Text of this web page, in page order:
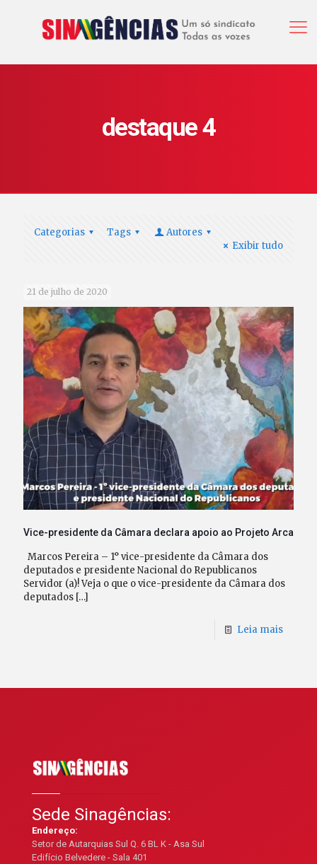
destaque 4
Categorias Tags
Autores
Exibir tudo
21 de julho de 2020
Vice-presidente da Câmara declara apoio ao Projeto Arca
Marcos Pereira – 1° vice-presidente da Câmara dos
deputados e presidente Nacional do Republicanos
Servidor (a)! Veja o que o vice-presidente da Câmara dos
deputados […]
Leia mais
Sede Sinagências:
Endereço:
Setor de Autarquias Sul Q. 6 BL K - Asa Sul
Edifício Belvedere - Sala 401